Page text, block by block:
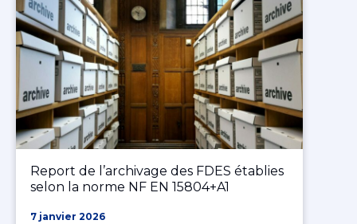
Report de l’archivage des FDES établies
selon la norme NF EN 15804+A1
7 janvier 2026